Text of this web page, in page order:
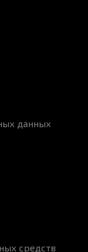
данных
средств